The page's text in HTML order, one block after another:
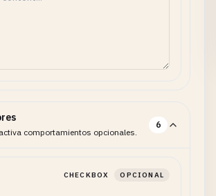
comportamientos opcionales.
6
CHECKBOX OPCIONAL